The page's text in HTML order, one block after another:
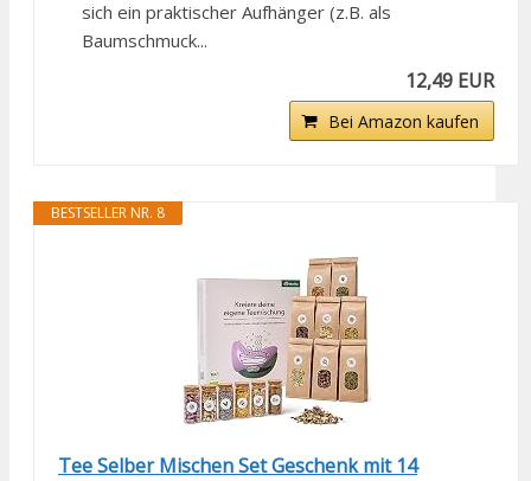
sich ein praktischer Aufhänger (z.B. als
Baumschmuck...
12,49 EUR
Bei Amazon kaufen
BESTSELLER NR. 8
Tee Selber Mischen Set Geschenk mit 14